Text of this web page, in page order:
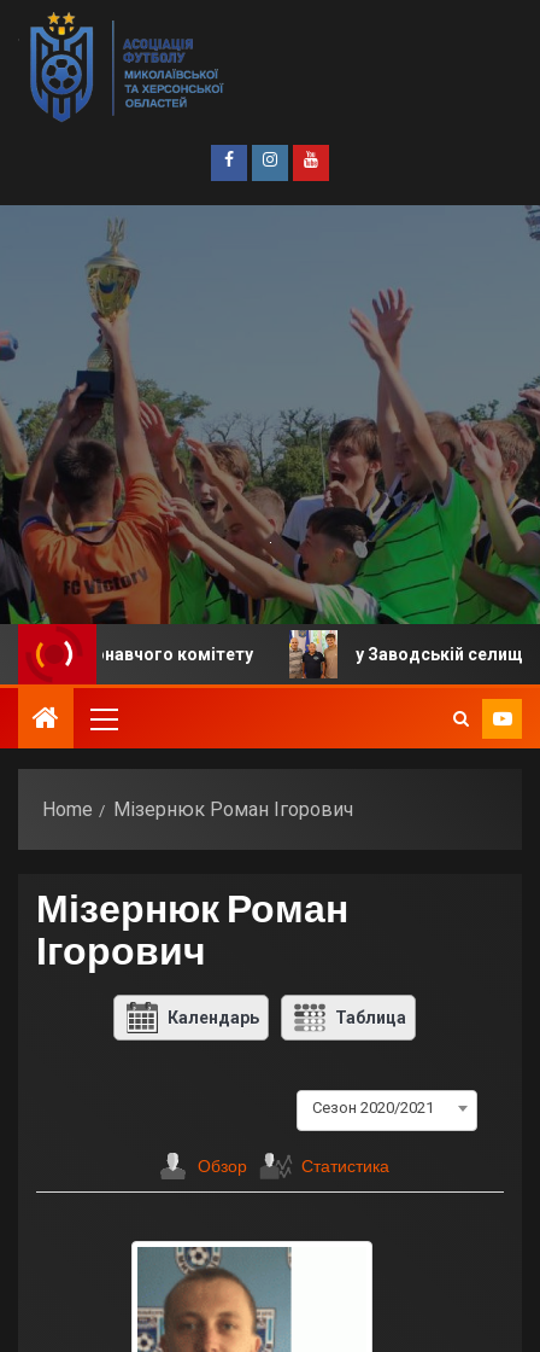
виконавчого комітету у Заводській селищній
Home Мізернюк Роман Ігорович
Мізернюк Роман
Ігорович
Календарь Таблица
Сезон 2020/2021
Обзор Статистика